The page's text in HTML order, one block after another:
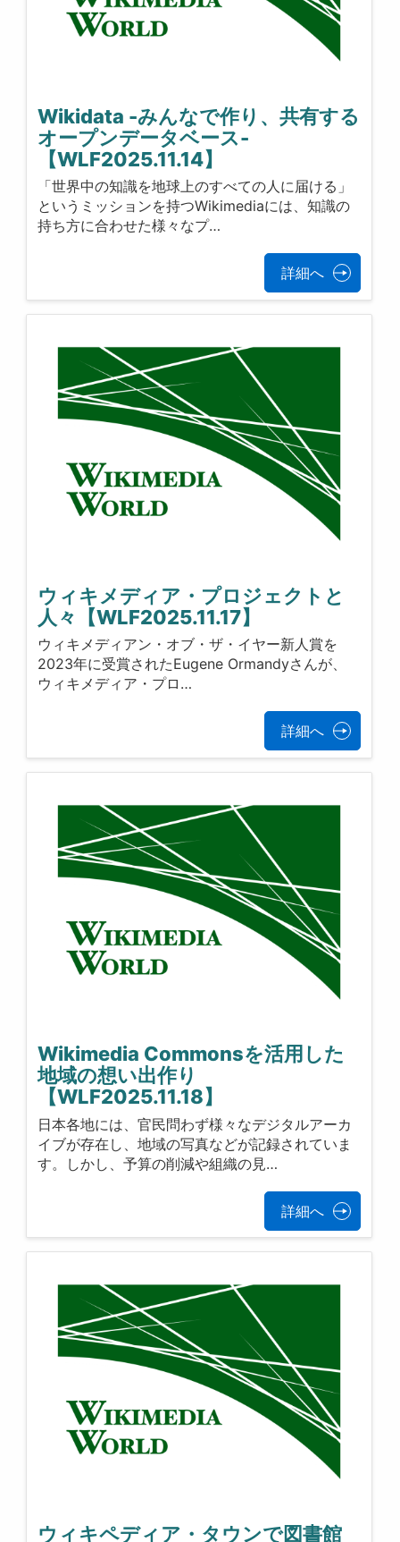
Wikidata -みんなで作り、共有する
オープンデータベース-
【WLF2025.11.14】
「世界中の知識を地球上のすべての人に届ける」
というミッションを持つWikimediaには、知識の
持ち方に合わせた様々なプ…
詳細へ
ウィキメディア・プロジェクトと
人々【WLF2025.11.17】
ウィキメディアン・オブ・ザ・イヤー新人賞を
2023年に受賞されたEugene Ormandyさんが、
ウィキメディア・プロ…
詳細へ
Wikimedia Commonsを活用した
地域の想い出作り
【WLF2025.11.18】
日本各地には、官民問わず様々なデジタルアーカ
イブが存在し、地域の写真などが記録されていま
す。しかし、予算の削減や組織の見…
詳細へ
ウィキペディア・タウンで図書館